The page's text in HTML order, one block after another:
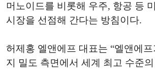
머노이드를 비롯해 우주, 항공 등
시장을 선점해 간다는 방침이다.
허제홍 엘앤에프 대표는 “엘앤에
지 밀도 측면에서 세계 최고 수준